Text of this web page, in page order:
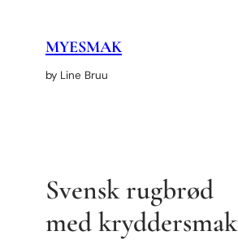
innholdMYESMAK
by Line Bruu
Svensk rugbrød
med kryddersmak